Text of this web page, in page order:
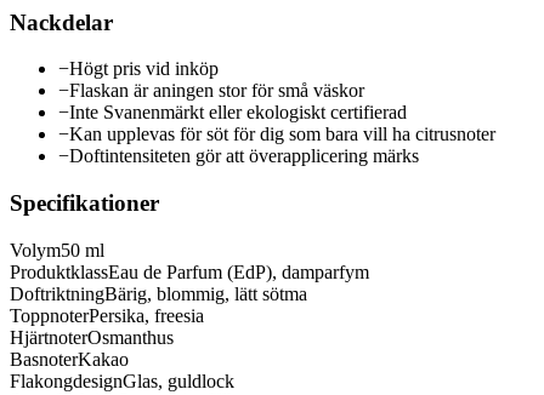
Nackdelar
−Högt pris vid inköp
−Flaskan är aningen stor för små väskor
−Inte Svanenmärkt eller ekologiskt certifierad
−Kan upplevas för söt för dig som bara vill ha citrusnoter
−Doftintensiteten gör att överapplicering märks
Specifikationer
Volym50 ml
ProduktklassEau de Parfum (EdP), damparfym
DoftriktningBärig, blommig, lätt sötma
ToppnoterPersika, freesia
HjärtnoterOsmanthus
BasnoterKakao
FlakongdesignGlas, guldlock